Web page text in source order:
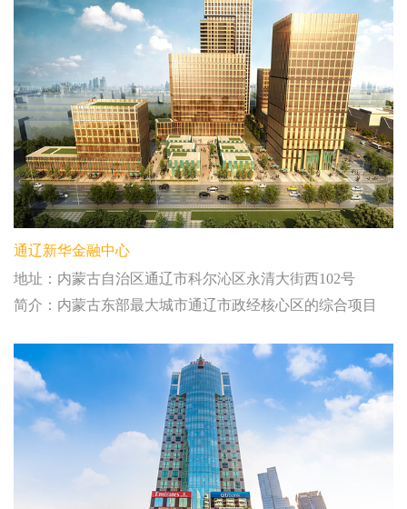
通辽新华金融中心
地址：内蒙古自治区通辽市科尔沁区永清大街西102号
简介：内蒙古东部最大城市通辽市政经核心区的综合项目